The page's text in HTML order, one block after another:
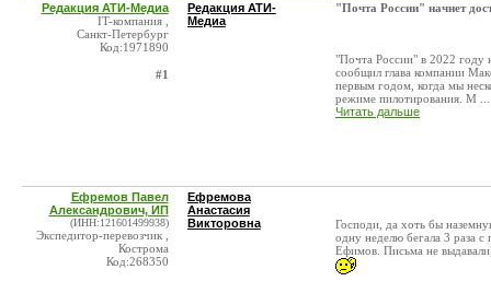
Редакция АТИ-Медиа
IT-компания ,
Санкт-Петербург
Код:1971890
#1
Редакция АТИ-
Медиа
"Почта России" начнет
"Почта России" в 2022 году
сообщил глава компании
первым годом, когда мы
режиме пилотирования. М ...
Читать дальше
Ефремов Павел
Александрович, ИП
(ИНН:121601499938)
Экспедитор-перевозчик ,
Кострома
Код:268350
Ефремова
Анастасия
Викторовна
Господи, да хоть бы
одну неделю бегала 3 раза
Ефимов. Письма не